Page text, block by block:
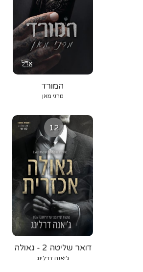
המורד
מרני מאן
12
דואר שליטה 2 - גאולה
אכזרית
ג׳יאנה דרלינג